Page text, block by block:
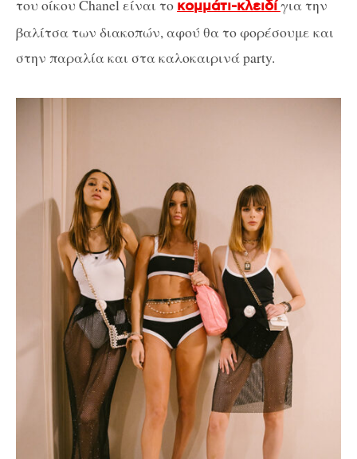
του οίκου Chanel είναι το κομμάτι-κλειδίγια την
βαλίτσα των διακοπών, αφού θα το φορέσουμε και
στην παραλία και στα καλοκαιρινά party.